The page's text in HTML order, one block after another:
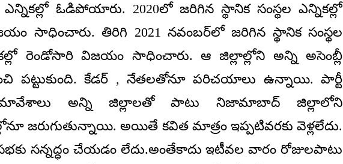
ఓడిపోయారు. 2020లో జరిగిన స్థానిక సంస్థల ఎన్నికల్లో
సాధించారు. తిరిగి 2021 నవంబర్‌లో జరిగిన స్థానిక సంస్థల
రెండోసారి విజయం సాధించారు. ఆ జిల్లాల్లోని అన్ని అసెంబ్లీ
పట్టుకుంది. కేడర్ , నేతలతోనూ పరిచయాలు ఉన్నాయి. పార్టీ
అన్ని జిల్లాలతో పాటు నిజామాబాద్ జిల్లాలోని
జరుగుతున్నాయి. అయితే కవిత మాత్రం ఇప్పటివరకు వెళ్లలేదు.
సన్నద్ధం చేయడం లేదు.అంతేకాదు ఇటీవల వారం రోజులపాటు